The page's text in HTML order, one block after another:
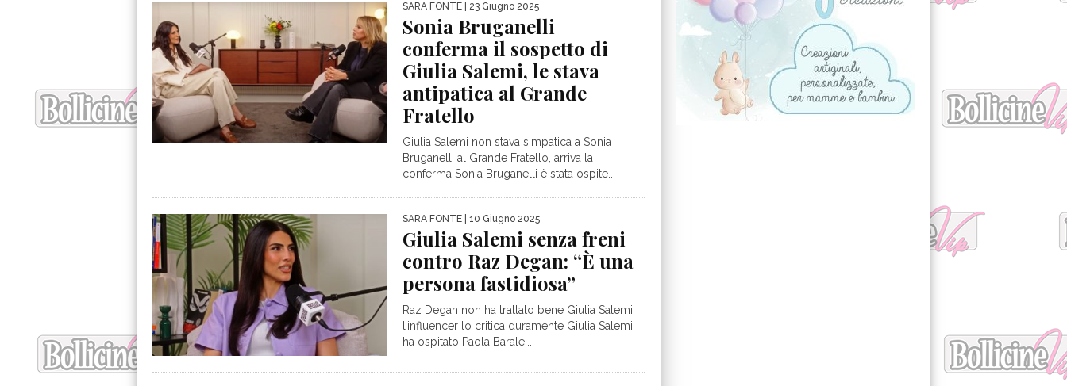
SARA FONTE | 23 Giugno 2025
Sonia Bruganelli
conferma il sospetto di
Giulia Salemi, le stava
antipatica al Grande
Fratello
Giulia Salemi non stava simpatica a Sonia
Bruganelli al Grande Fratello, arriva la
conferma Sonia Bruganelli è stata ospite...
SARA FONTE | 10 Giugno 2025
Giulia Salemi senza freni
contro Raz Degan: “È una
persona fastidiosa”
Raz Degan non ha trattato bene Giulia Salemi,
l’influencer lo critica duramente Giulia Salemi
ha ospitato Paola Barale...